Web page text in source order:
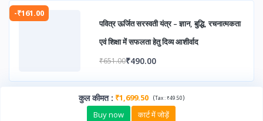
-₹161.00
पवित्र ऊर्जित सरस्वती यंत्र – ज्ञान, बुद्धि, रचनात्मकता
एवं शिक्षा में सफलता हेतु दिव्य आशीर्वाद
₹651.00₹490.00
कुल कीमत: ₹1,699.50 (Tax :₹49.50)
Buy now कार्ट में जोड़ें